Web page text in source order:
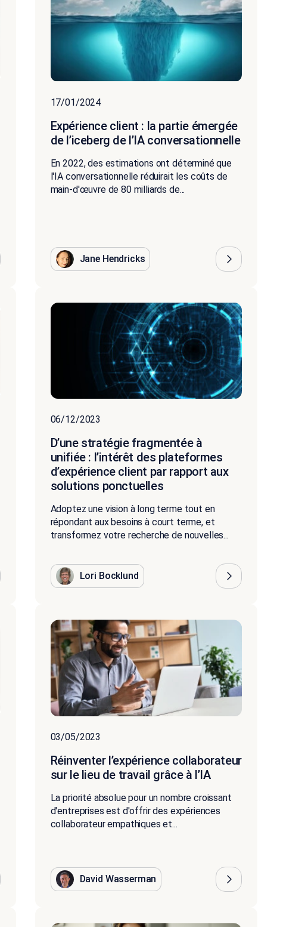
17/01/2024
Expérience client : la partie émergée
de l’iceberg de l’IA conversationnelle
En 2022, des estimations ont déterminé que
l'IA conversationnelle réduirait les coûts de
main-d'œuvre de 80 milliards de...
Jane Hendricks
06/12/2023
D’une stratégie fragmentée à
unifiée : l’intérêt des plateformes
d’expérience client par rapport aux
solutions ponctuelles
Adoptez une vision à long terme tout en
répondant aux besoins à court terme, et
transformez votre recherche de nouvelles...
Lori Bocklund
03/05/2023
Réinventer l’expérience collaborateur
sur le lieu de travail grâce à l’IA
La priorité absolue pour un nombre croissant
d'entreprises est d'offrir des expériences
collaborateur empathiques et...
David Wasserman